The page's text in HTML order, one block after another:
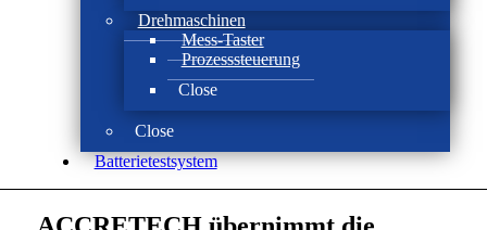
Drehmaschinen
Mess-Taster
Prozesssteuerung
Close
Close
Batterie­test­system